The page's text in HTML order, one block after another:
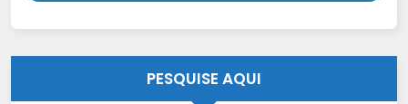
PESQUISE AQUI